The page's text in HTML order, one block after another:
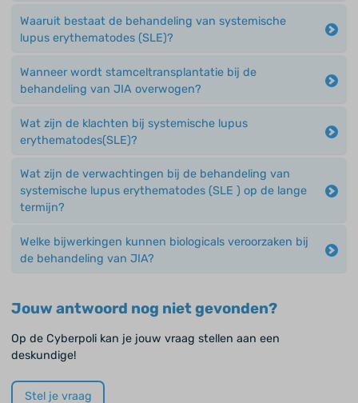
Waaruit bestaat de behandeling van systemische
lupus erythematodes (SLE)?
Wanneer wordt stamceltransplantatie bij de
behandeling van JIA overwogen?
Wat zijn de klachten bij systemische lupus
erythematodes(SLE)?
Wat zijn de verwachtingen bij de behandeling van
systemische lupus erythematodes (SLE ) op de lange
termijn?
Welke bijwerkingen kunnen biologicals veroorzaken bij
de behandeling van JIA?
Jouw antwoord nog niet gevonden?
Op de Cyberpoli kan je jouw vraag stellen aan een
deskundige!
Stel je vraag